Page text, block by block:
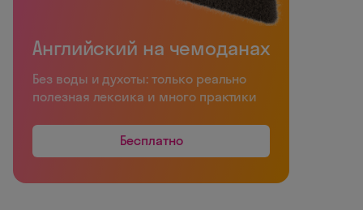
Английский на чемоданах
Без воды и духоты: только реально
полезная лексика и много практики
Бесплатно